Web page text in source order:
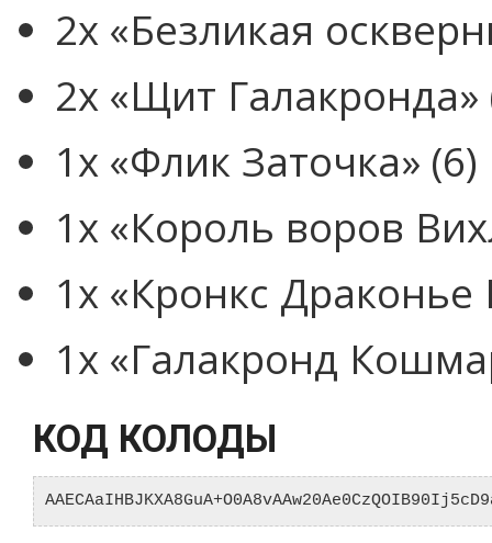
2x «Безликая
2x «Щит Галакронда»
1x «Флик Заточка» (6)
1x «Король воров
1x «Кронкс Драконье
1x «Галакронд
КОД КОЛОДЫ